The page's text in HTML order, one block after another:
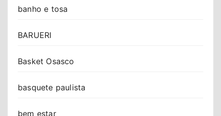
banho e tosa
BARUERI
Basket Osasco
basquete paulista
bem estar